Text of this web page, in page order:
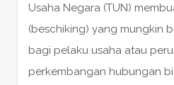
Usaha Negara (TUN)
(beschiking) yang mungkin
bagi pelaku usaha atau
perkembangan hubungan